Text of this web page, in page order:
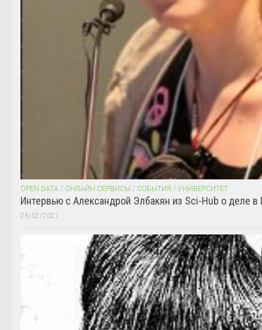
OPEN DATA / ОНЛАЙН СЕРВИСЫ / СОБЫТИЯ / УНИВЕРСИТЕТ
Интервью с Александрой Элбакян из Sci-Hub о деле в
26/02/2021